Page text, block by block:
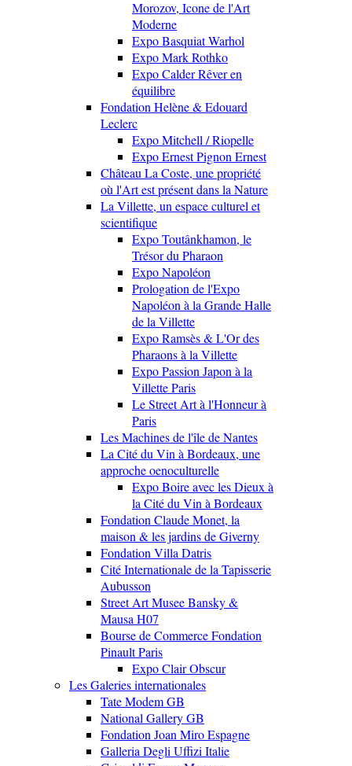
Morozov, Icone de l'Art
Moderne
Expo Basquiat Warhol
Expo Mark Rothko
Expo Calder Rêver en
équilibre
Fondation Helène & Edouard
Leclerc
Expo Mitchell / Riopelle
Expo Ernest Pignon Ernest
Château La Coste, une propriété
où l'Art est présent dans la Nature
La Villette, un espace culturel et
scientifique
Expo Toutânkhamon, le
Trésor du Pharaon
Expo Napoléon
Prologation de l'Expo
Napoléon à la Grande Halle
de la Villette
Expo Ramsès & L'Or des
Pharaons à la Villette
Expo Passion Japon à la
Villette Paris
Le Street Art à l'Honneur à
Paris
Les Machines de l'île de Nantes
La Cité du Vin à Bordeaux, une
approche oenoculturelle
Expo Boire avec les Dieux à
la Cité du Vin à Bordeaux
Fondation Claude Monet, la
maison & les jardins de Giverny
Fondation Villa Datris
Cité Internationale de la Tapisserie
Aubusson
Street Art Musee Bansky &
Mausa H07
Bourse de Commerce Fondation
Pinault Paris
Expo Clair Obscur
Les Galeries internationales
Tate Modem GB
National Gallery GB
Fondation Joan Miro Espagne
Galleria Degli Uffizi Italie